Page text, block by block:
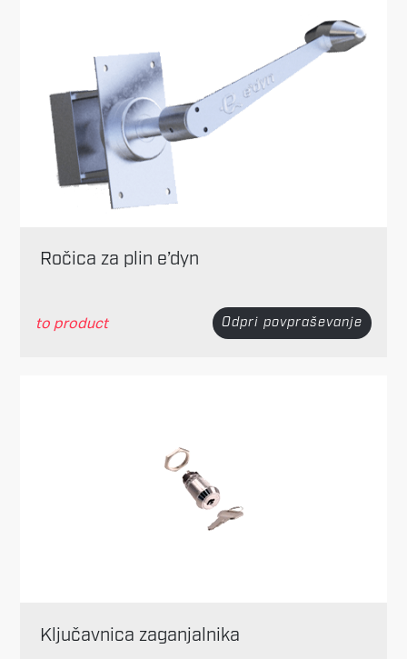
Ročica za plin e’dyn
to product Odpri povpraševanje
Ključavnica zaganjalnika